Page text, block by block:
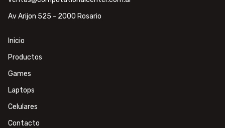
Av Arijon 525 - 2000 Rosario
Inicio
Productos
Games
Laptops
Celulares
Contacto